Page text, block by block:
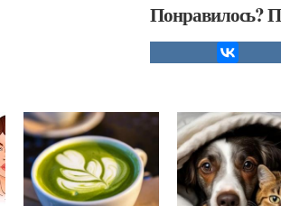
Понравилось?